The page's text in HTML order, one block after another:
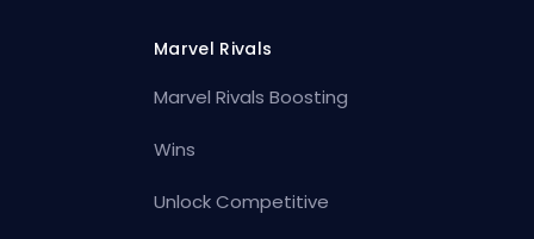
Marvel Rivals
Marvel Rivals Boosting
Wins
Unlock Competitive